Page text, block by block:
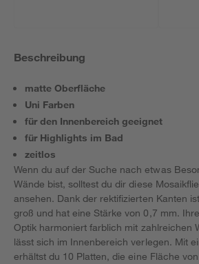
Beschreibung
matte Oberfläche
Uni Farben
für den Innenbereich geeignet
für Highlights im Bad
zeitlos
Wenn du auf der Suche nach etwas
Wände bist, solltest du dir diese
ansehen. Dank der rektifizierten Kanten
groß und hat eine Stärke von 0,7 mm.
Optik harmoniert farblich mit zahlreichen
lässt sich im Innenbereich verlegen. Mit
erhältst du 10 Platten, die eine Fläche